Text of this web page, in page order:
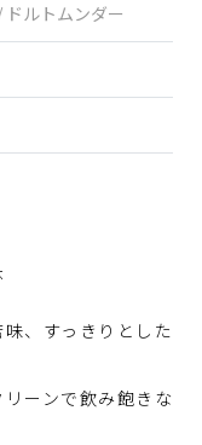
ルトムンダー
、すっきりとした
ーンで飲み飽きな